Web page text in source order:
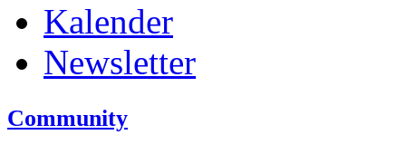
Kalender
Newsletter
Community